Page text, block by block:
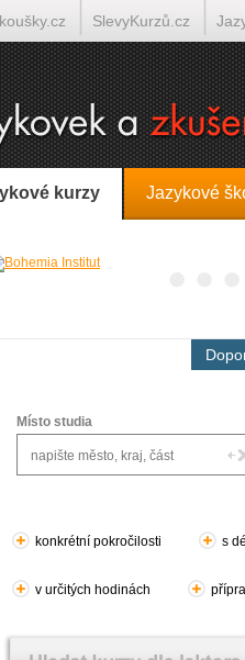
kurzy Jazykové
Místo studia
konkrétní pokročilosti s
v určitých hodinách
SlevyKurzů.cz
on-line Tlumočení-